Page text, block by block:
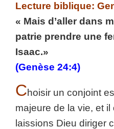
Lecture biblique:
« Mais d’aller dans
patrie prendre une
Isaac.»
(Genèse 24:4)
Choisir un conjoint
majeure de la vie, et
laissions Dieu diriger